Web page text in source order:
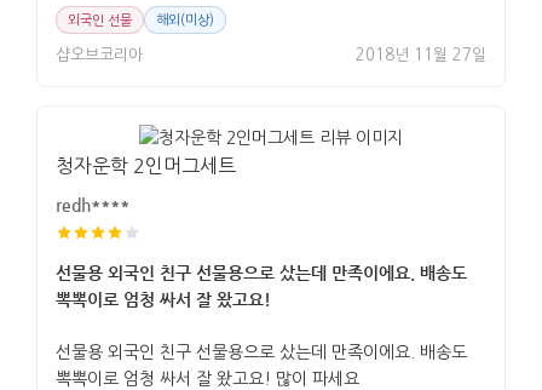
외국인 선물 해외(미상)
샵오브코리아 2018년 11월 27일
청자운학 2인머그세트
redh****
선물용 외국인 친구 선물용으로 샀는데 만족이에요. 배송도
뽁뽁이로 엄청 싸서 잘 왔고요!
선물용 외국인 친구 선물용으로 샀는데 만족이에요. 배송도
뽁뽁이로 엄청 싸서 잘 왔고요! 많이 파세요